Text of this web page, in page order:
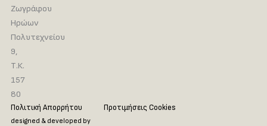
Ζωγράφου
Ηρώων
Πολυτεχνείου
9,
Τ.Κ.
157
80
Πολιτική Απορρήτου Προτιμήσεις Cookies
designed & developed by